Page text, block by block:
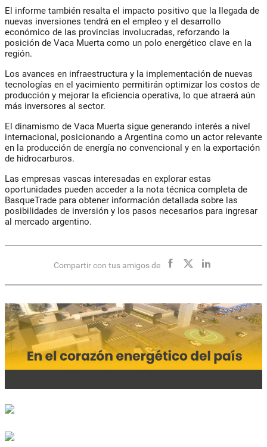
El informe también resalta el impacto positivo que la llegada de
nuevas inversiones tendrá en el empleo y el desarrollo
económico de las provincias involucradas, reforzando la
posición de Vaca Muerta como un polo energético clave en la
región.
Los avances en infraestructura y la implementación de nuevas
tecnologías en el yacimiento permitirán optimizar los costos de
producción y mejorar la eficiencia operativa, lo que atraerá aún
más inversores al sector.
El dinamismo de Vaca Muerta sigue generando interés a nivel
internacional, posicionando a Argentina como un actor relevante
en la producción de energía no convencional y en la exportación
de hidrocarburos.
Las empresas vascas interesadas en explorar estas
oportunidades pueden acceder a la nota técnica completa de
BasqueTrade para obtener información detallada sobre las
posibilidades de inversión y los pasos necesarios para ingresar
al mercado argentino.
Compartir con tus amigos de